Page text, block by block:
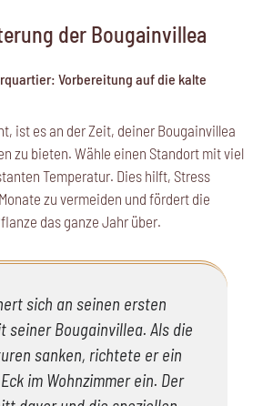
der Bougainvillea
Vorbereitung auf die kalte
ist es an der Zeit, deiner Bougainvillea
zu bieten. Wähle einen Standort mit viel
Temperatur. Dies hilft, Stress
zu vermeiden und fördert die
das ganze Jahr über.
sich an seinen ersten
seiner Bougainvillea. Als die
sanken, richtete er ein
im Wohnzimmer ein. Der